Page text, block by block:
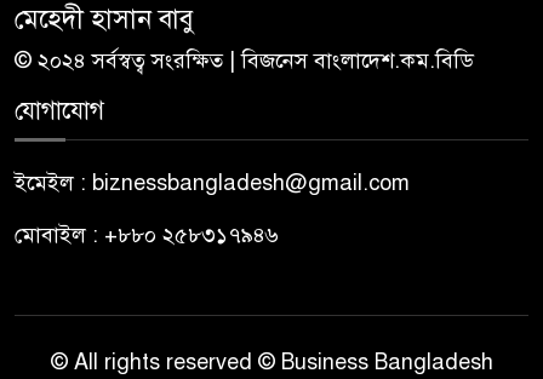
মেহেদী হাসান বাবু
© ২০২৪ সর্বস্বত্ব সংরক্ষিত | বিজনেস বাংলাদেশ.কম.বিডি
যোগাযোগ
ইমেইল : biznessbangladesh@gmail.com
মোবাইল : +৮৮০ ২৫৮৩১৭৯৪৬
© All rights reserved © Business Bangladesh